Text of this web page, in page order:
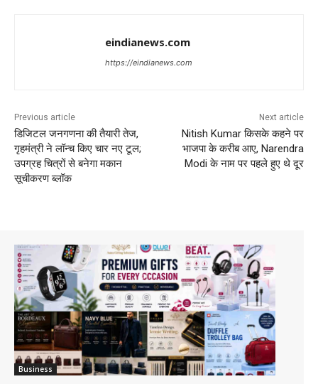
eindianews.com
https://eindianews.com
Previous article
डिजिटल जनगणना की तैयारी तेज,
गृहमंत्री ने लॉन्च किए चार नए टूल;
उपग्रह चित्रों से बनेगा मकान
सूचीकरण ब्लॉक
Next article
Nitish Kumar किसके कहने पर
भाजपा के करीब आए, Narendra
Modi के नाम पर पहले हुए थे दूर
Business